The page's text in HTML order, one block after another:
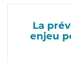
La
enjeu